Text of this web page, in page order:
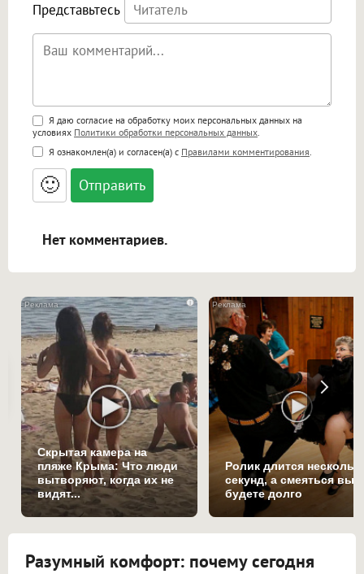
Представьтесь
Поддержка HTML
<b>, <strong>, <u>, <i>, <em>, <s>, <big>,
<small>, <sup>, <sub>, <pre>, <ul>, <ol>, <li>,
<blockquote>, <code> экранирует HTML,
адреса URL автоматически становятся
ссылками, и [img]адрес[/img] будет
Я даю согласие на обработку моих персональных данных на
условиях Политики обработки персональных данных
Я ознакомлен(а) и согласен(а) с Правилами комментирования
🙂
Нет комментариев.
i
Скрытая камера на
пляже Крыма: Что люди
вытворяют, когда их не
видят...
Ролик длится
секунд, а смеяться вы
будете долго
Разумный комфорт: почему сегодня